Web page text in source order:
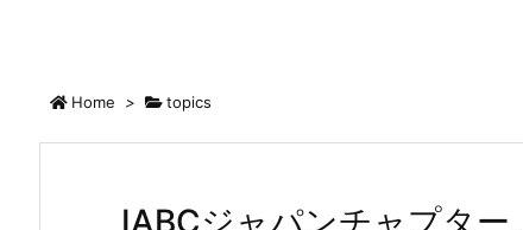
Home > topics
IABCジャパンチャプタ